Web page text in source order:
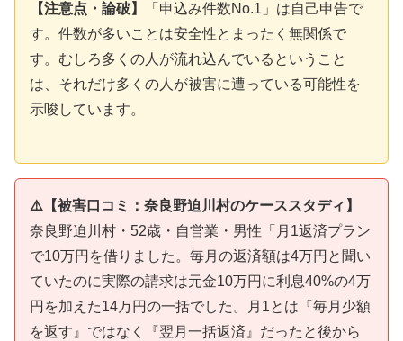
【注意点・論破】
「申込み件数No.1」は自己申告で
す。件数が多いことは安全性とまったく無関係で
す。むしろ多くの人が流れ込んでいるということ
は、それだけ多くの人が被害に遭っている可能性を
示唆しています。
⚠️【被害口コミ：奈良野迫川村のケーススタディ】
奈良野迫川村・52歳・自営業・男性「月1返済プラン
で10万円を借りました。毎月の返済額は4万円と聞い
ていたのに実際の請求は元金10万円に利息40%の4万
円を加えた14万円の一括でした。月1とは『毎月少額
を返す』ではなく『翌月一括返済』だったと後から